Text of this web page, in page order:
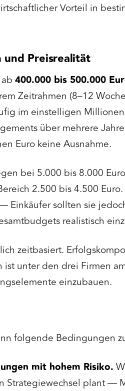
Vorteil in
und Preisrealität
400.000 bis 500.000
Zeitrahmen (8–12
im einstelligen
über mehrere
Euro keine Ausnahme.
bei 5.000 bis 8.000
2.500 bis 4.500 Euro.
Einkäufer sollten sie
realistisch
zeitbasiert.
unter den drei Firmen
einzubauen.
folgende Bedingungen
mit hohem Risiko.
Strategiewechsel plant —